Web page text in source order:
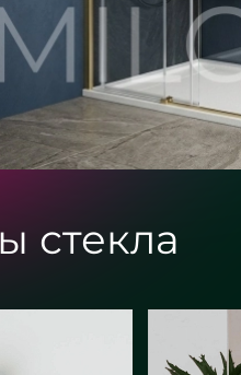
стекла